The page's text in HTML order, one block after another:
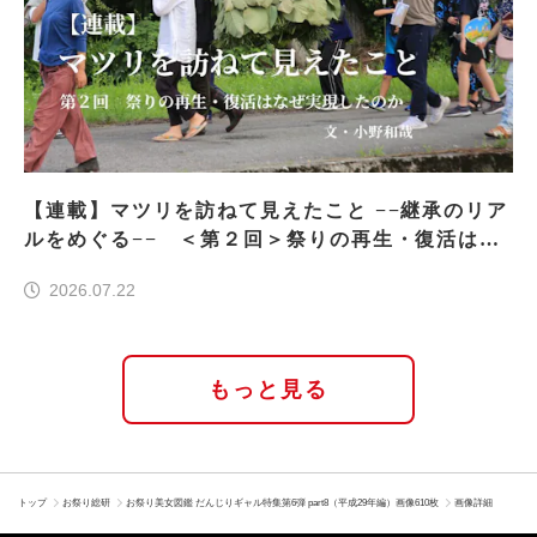
【連載】マツリを訪ねて見えたこと −−継承のリア
ルをめぐる−− ＜第２回＞祭りの再生・復活はな
2026.07.22
もっと見る
トップ お祭り総研 お祭り美女図鑑 だんじりギャル特集第6弾 part8（平成29年編）画像610枚 画像詳細